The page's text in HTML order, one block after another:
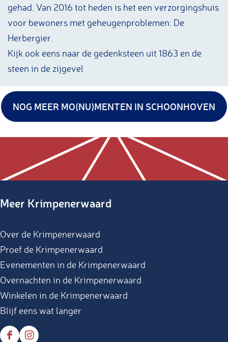
gehad. Van 2016 tot heden is het een verzorgingshuis
voor bewoners met geheugenproblemen: De
Herbergier.
Kijk ook eens naar de gedenksteen uit 1863 en de
steen in de zijgevel
NOG MEER MO(NU)MENTEN IN SCHOONHOVEN
Meer Krimpenerwaard
Over de Krimpenerwaard
Proef de Krimpenerwaard
Evenementen in de Krimpenerwaard
Overnachten in de Krimpenerwaard
Winkelen in de Krimpenerwaard
Blijf eens wat langer